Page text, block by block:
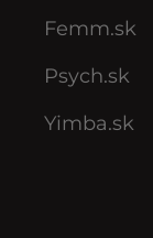
Femm.sk
Psych.sk
Yimba.sk